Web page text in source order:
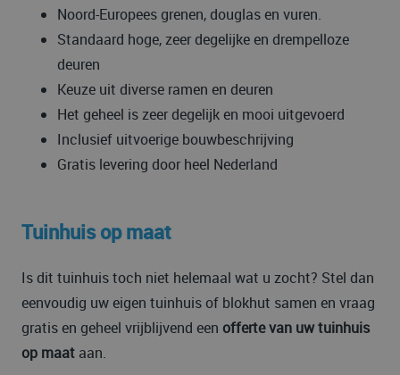
Noord-Europees grenen, douglas en vuren.
Standaard hoge, zeer degelijke en drempelloze
deuren
Keuze uit diverse ramen en deuren
Het geheel is zeer degelijk en mooi uitgevoerd
Inclusief uitvoerige bouwbeschrijving
Gratis levering door heel Nederland
Tuinhuis op maat
Is dit tuinhuis toch niet helemaal wat u zocht? Stel dan
eenvoudig uw eigen tuinhuis of blokhut samen en vraag
gratis en geheel vrijblijvend een offerte van uw tuinhuis
op maat aan.